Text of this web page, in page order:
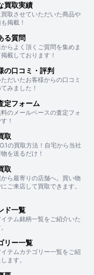
買取実績
取させていただいた商品や
掲載！
る質問
らよく頂くご質問を集めま
載しております！
の口コミ・評判
だいたお客様からの口コミ
みました！
定フォーム
のメールベースの査定フォ
！
取
の買取方法！自宅から当社
を送るだけ！
取
ら最寄りの店舗へ。買い物
ご来店して買取できます。
ド一覧
テム銘柄一覧をご紹介いた
リー一覧
テムカテゴリー一覧をご紹
ます。